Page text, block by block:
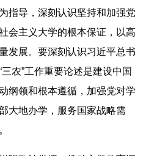
指导，深刻认识坚持和加强党
会主义大学的根本保证，以高
发展。要深刻认识习近平总书
农”工作重要论述是建设中国
纲领和根本遵循，加强党对学
大地办学，服务国家战略需